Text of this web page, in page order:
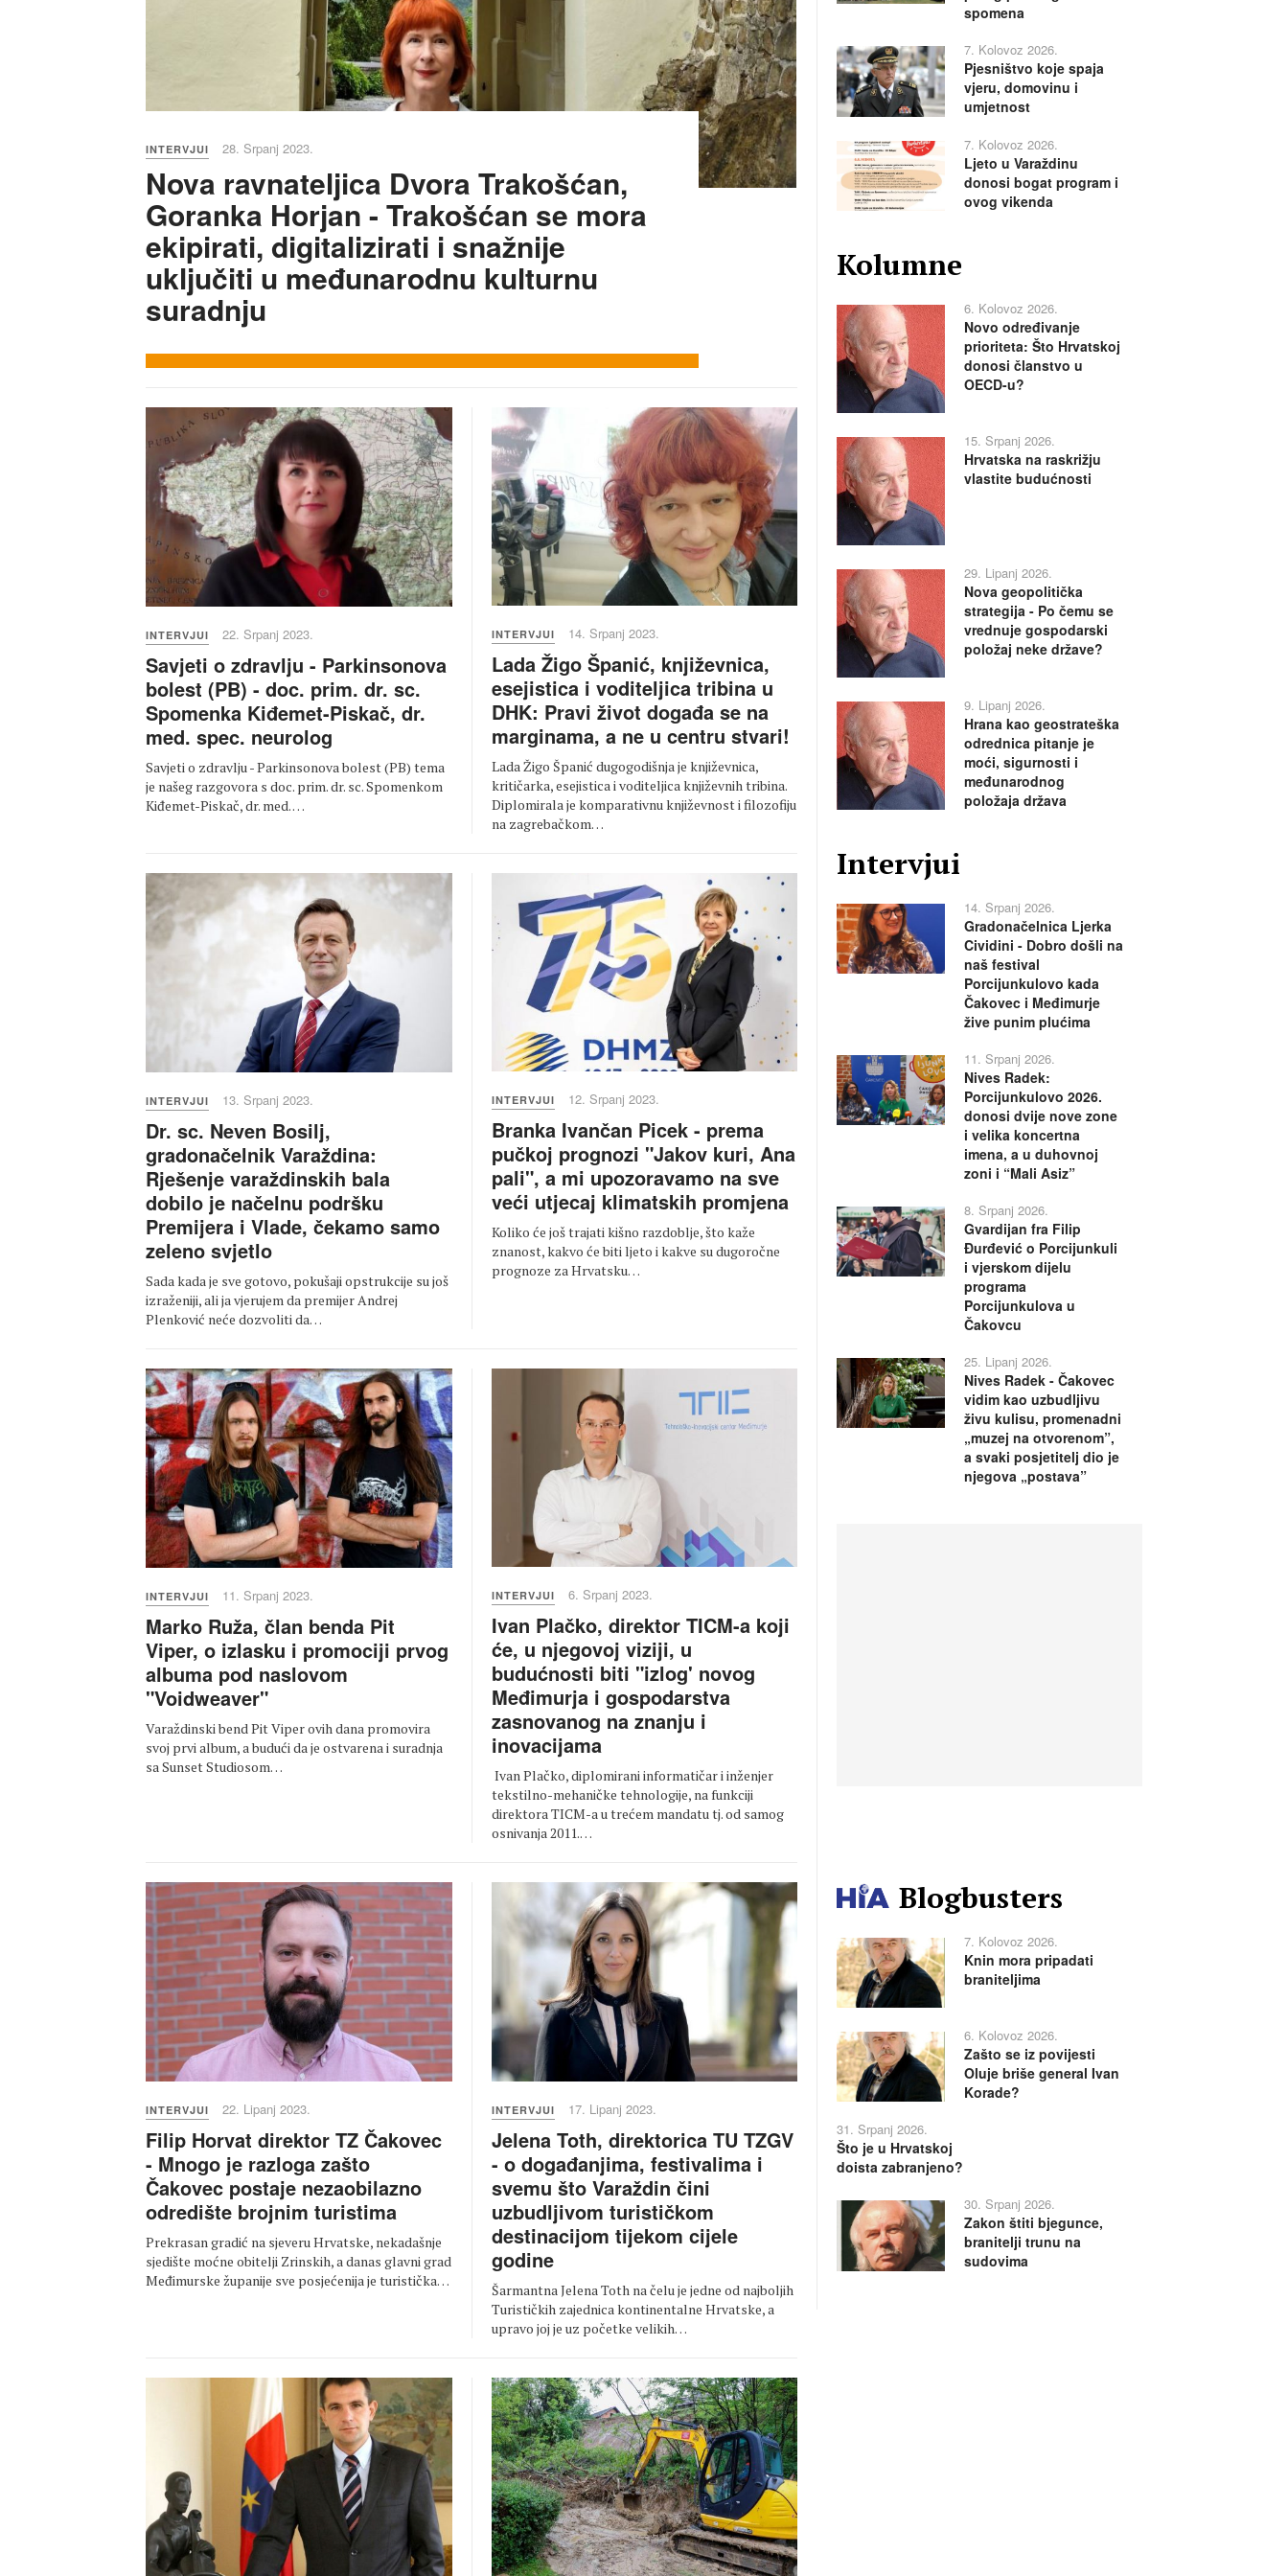
INTERVJUI 28. Srpanj 2023.
Nova ravnateljica Dvora Trakošćan,
Goranka Horjan - Trakošćan se mora
ekipirati, digitalizirati i snažnije
uključiti u međunarodnu kulturnu
suradnju
INTERVJUI 22. Srpanj 2023.
Savjeti o zdravlju - Parkinsonova
bolest (PB) - doc. prim. dr. sc.
Spomenka Kiđemet-Piskač, dr.
med. spec. neurolog
Savjeti o zdravlju - Parkinsonova bolest (PB) tema
je našeg razgovora s doc. prim. dr. sc. Spomenkom
Kiđemet-Piskač, dr. med. …
INTERVJUI 14. Srpanj 2023.
Lada Žigo Španić, književnica,
esejistica i voditeljica tribina u
DHK: Pravi život događa se na
marginama, a ne u centru stvari!
Lada Žigo Španić dugogodišnja je književnica,
kritičarka, esejistica i voditeljica književnih tribina.
Diplomirala je komparativnu književnost i filozofiju
na zagrebačkom…
INTERVJUI 13. Srpanj 2023.
Dr. sc. Neven Bosilj,
gradonačelnik Varaždina:
Rješenje varaždinskih bala
dobilo je načelnu podršku
Premijera i Vlade, čekamo samo
zeleno svjetlo
Sada kada je sve gotovo, pokušaji opstrukcije su još
izraženiji, ali ja vjerujem da premijer Andrej
Plenković neće dozvoliti da…
INTERVJUI 12. Srpanj 2023.
Branka Ivančan Picek - prema
pučkoj prognozi "Jakov kuri, Ana
pali", a mi upozoravamo na sve
veći utjecaj klimatskih promjena
Koliko će još trajati kišno razdoblje, što kaže
znanost, kakvo će biti ljeto i kakve su dugoročne
prognoze za Hrvatsku…
INTERVJUI 11. Srpanj 2023.
Marko Ruža, član benda Pit
Viper, o izlasku i promociji prvog
albuma pod naslovom
"Voidweaver"
Varaždinski bend Pit Viper ovih dana promovira
svoj prvi album, a budući da je ostvarena i suradnja
sa Sunset Studiosom…
INTERVJUI 6. Srpanj 2023.
Ivan Plačko, direktor TICM-a koji
će, u njegovoj viziji, u
budućnosti biti "izlog' novog
Međimurja i gospodarstva
zasnovanog na znanju i
inovacijama
Ivan Plačko, diplomirani informatičar i inženjer
tekstilno-mehaničke tehnologije, na funkciji
direktora TICM-a u trećem mandatu tj. od samog
osnivanja 2011.…
INTERVJUI 22. Lipanj 2023.
Filip Horvat direktor TZ Čakovec
- Mnogo je razloga zašto
Čakovec postaje nezaobilazno
odredište brojnim turistima
Prekrasan gradić na sjeveru Hrvatske, nekadašnje
sjedište moćne obitelji Zrinskih, a danas glavni grad
Međimurske županije sve posjećenija je turistička…
INTERVJUI 17. Lipanj 2023.
Jelena Toth, direktorica TU TZGV
- o događanjima, festivalima i
svemu što Varaždin čini
uzbudljivom turističkom
destinacijom tijekom cijele
godine
Šarmantna Jelena Toth na čelu je jedne od najboljih
Turističkih zajednica kontinentalne Hrvatske, a
upravo joj je uz početke velikih…
spomena
7. Kolovoz 2026.
Pjesništvo koje spaja
vjeru, domovinu i
umjetnost
7. Kolovoz 2026.
Ljeto u Varaždinu
donosi bogat program i
ovog vikenda
Kolumne
6. Kolovoz 2026.
Novo određivanje
prioriteta: Što Hrvatskoj
donosi članstvo u
OECD-u?
15. Srpanj 2026.
Hrvatska na raskrižju
vlastite budućnosti
29. Lipanj 2026.
Nova geopolitička
strategija - Po čemu se
vrednuje gospodarski
položaj neke države?
9. Lipanj 2026.
Hrana kao geostrateška
odrednica pitanje je
moći, sigurnosti i
međunarodnog
položaja država
Intervjui
14. Srpanj 2026.
Gradonačelnica Ljerka
Cividini - Dobro došli na
naš festival
Porcijunkulovo kada
Čakovec i Međimurje
žive punim plućima
11. Srpanj 2026.
Nives Radek:
Porcijunkulovo 2026.
donosi dvije nove zone
i velika koncertna
imena, a u duhovnoj
zoni i “Mali Asiz”
8. Srpanj 2026.
Gvardijan fra Filip
Đurđević o Porcijunkuli
i vjerskom dijelu
programa
Porcijunkulova u
Čakovcu
25. Lipanj 2026.
Nives Radek - Čakovec
vidim kao uzbudljivu
živu kulisu, promenadni
„muzej na otvorenom”,
a svaki posjetitelj dio je
njegova „postava”
Blogbusters
7. Kolovoz 2026.
Knin mora pripadati
braniteljima
6. Kolovoz 2026.
Zašto se iz povijesti
Oluje briše general Ivan
Korade?
31. Srpanj 2026.
Što je u Hrvatskoj
doista zabranjeno?
30. Srpanj 2026.
Zakon štiti bjegunce,
branitelji trunu na
sudovima